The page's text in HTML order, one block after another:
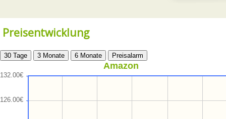
Preisentwicklung
Amazon